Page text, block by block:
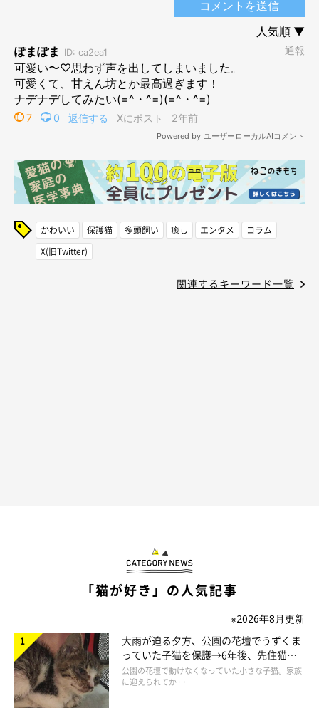
かわいい 保護猫 多頭飼い 癒し エンタメ
コラム
X(旧Twitter)
関連するキーワード一覧
「猫が好き」の人気記事
※2026年8月更新
大雨が迫る夕方、公園の花壇でうずくま
っていた子猫を保護→6年後、先住猫
と“姉妹”のような関係に
公園の花壇で動けなくなっていた小さな子猫。家族
に迎えられてか …